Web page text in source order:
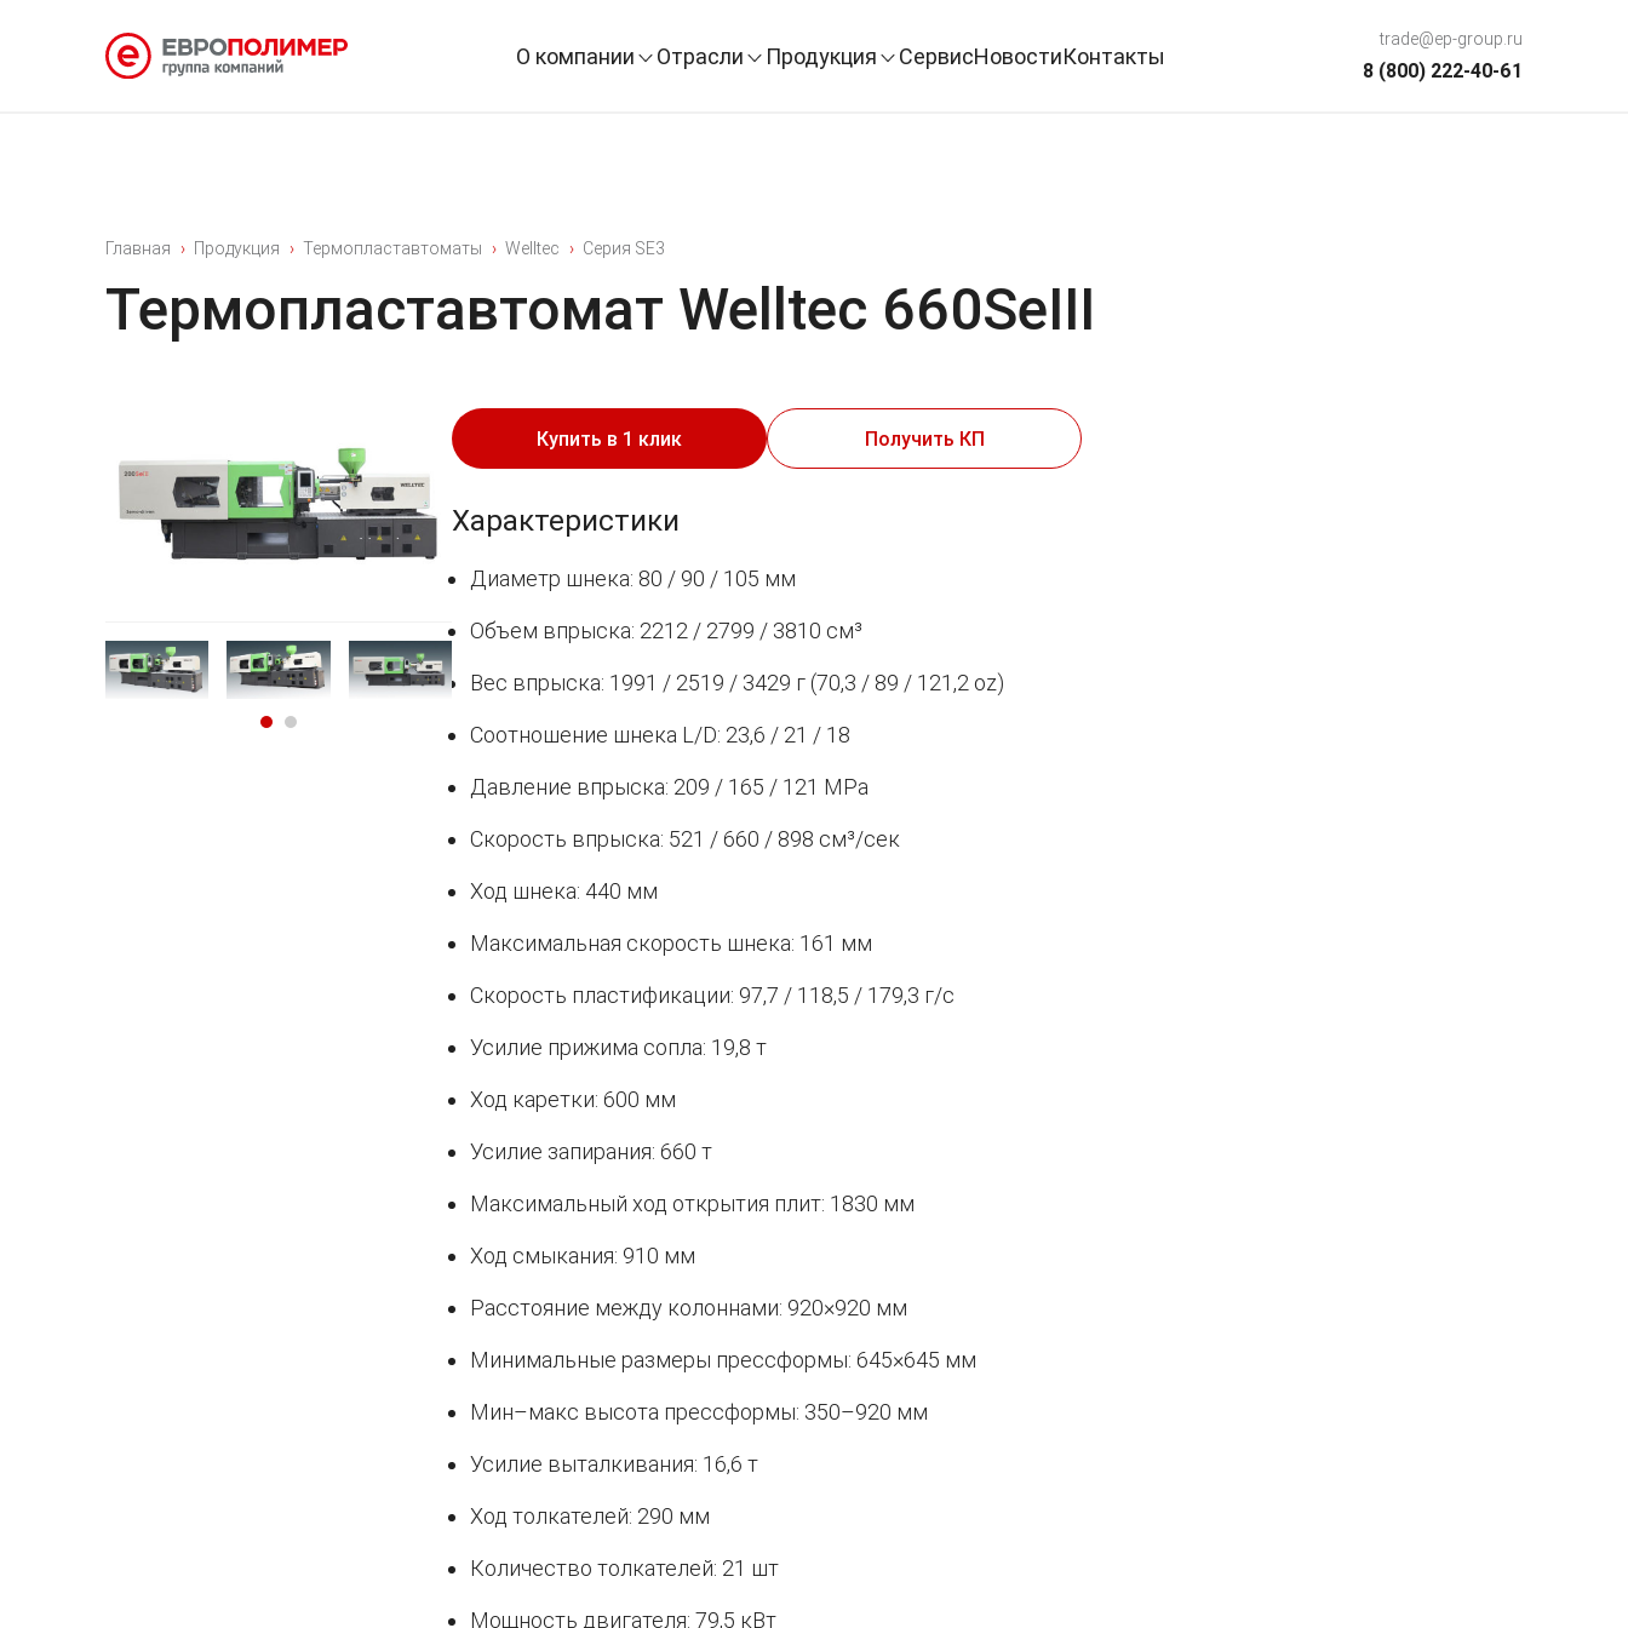
О компании Отрасли Продукция СервисНовостиКонтакты
trade@ep-group.ru
8 (800) 222-40-61
Главная Продукция Термопластавтоматы Welltec Серия SE3
Термопластавтомат Welltec 660SeⅢ
Купить в 1 клик Получить КП
Характеристики
Диаметр шнека: 80 / 90 / 105 мм
Объем впрыска: 2212 / 2799 / 3810 см³
Вес впрыска: 1991 / 2519 / 3429 г (70,3 / 89 / 121,2 oz)
Соотношение шнека L/D: 23,6 / 21 / 18
Давление впрыска: 209 / 165 / 121 MPa
Скорость впрыска: 521 / 660 / 898 см³/сек
Ход шнека: 440 мм
Максимальная скорость шнека: 161 мм
Скорость пластификации: 97,7 / 118,5 / 179,3 г/с
Усилие прижима сопла: 19,8 т
Ход каретки: 600 мм
Усилие запирания: 660 т
Максимальный ход открытия плит: 1830 мм
Ход смыкания: 910 мм
Расстояние между колоннами: 920×920 мм
Минимальные размеры прессформы: 645×645 мм
Мин–макс высота прессформы: 350–920 мм
Усилие выталкивания: 16,6 т
Ход толкателей: 290 мм
Количество толкателей: 21 шт
Мощность двигателя: 79,5 кВт